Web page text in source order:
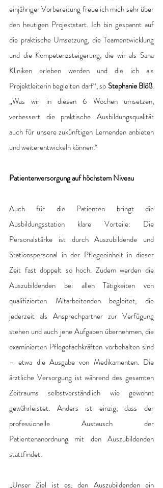
einjähriger Vorbereitung freue ich mich sehr über
den heutigen Projektstart. Ich bin gespannt auf
die praktische Umsetzung, die Teamentwicklung
und die Kompetenzsteigerung, die wir als Sana
Kliniken erleben werden und die ich als
Projektleiterin begleiten darf“, so Stephanie Blöß.
„Was wir in diesen 6 Wochen umsetzen,
verbessert die praktische Ausbildungsqualität
auch für unsere zukünftigen Lernenden anbieten
und weiterentwickeln können.“
Patientenversorgung auf höchstem Niveau
Auch für die Patienten bringt die
Ausbildungsstation klare Vorteile: Die
Personalstärke ist durch Auszubildende und
Stationspersonal in der Pflegeeinheit in dieser
Zeit fast doppelt so hoch. Zudem werden die
Auszubildenden bei allen Tätigkeiten von
qualifizierten Mitarbeitenden begleitet, die
jederzeit als Ansprechpartner zur Verfügung
stehen und auch jene Aufgaben übernehmen, die
examinierten Pflegefachkräften vorbehalten sind
– etwa die Ausgabe von Medikamenten. Die
ärztliche Versorgung ist während des gesamten
Zeitraums selbstverständlich wie gewohnt
gewährleistet. Anders ist einzig, dass der
professionelle Austausch der
Patientenanordnung mit den Auszubildenden
stattfindet.
„Unser Ziel ist es, den Auszubildenden ein